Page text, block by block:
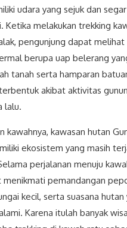
udara yang sejuk dan segar
Ketika melakukan trekking
pengunjung dapat melihat
berupa uap belerang
tanah serta hamparan
akibat aktivitas
lalu.
kawahnya, kawasan hutan
ekosistem yang masih
perjalanan menuju
pemandangan
kecil, serta suasana hutan
Karena itulah banyak